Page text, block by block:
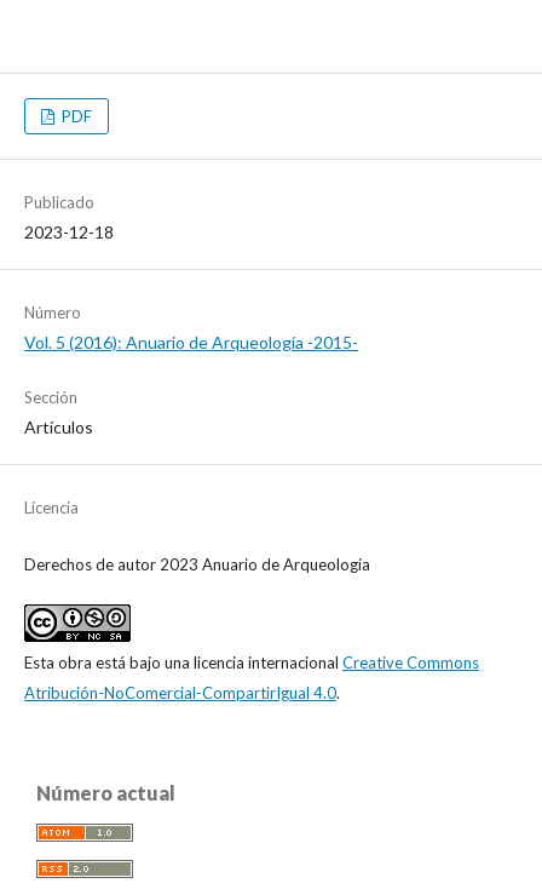
PDF
Publicado
2023-12-18
Número
Vol. 5 (2016): Anuario de Arqueología -2015-
Sección
Artículos
Licencia
Derechos de autor 2023 Anuario de Arqueología
Esta obra está bajo una licencia internacional Creative Commons
Atribución-NoComercial-CompartirIgual 4.0.
Número actual